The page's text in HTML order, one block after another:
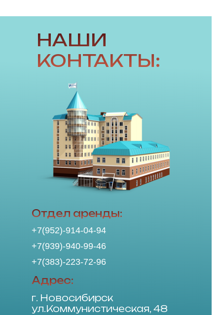
Отдел аренды:
+7(383)-223-72-96
г. Новосибирск
ул.Коммунистическая, 48
+7(952)-914-04-94
+7(939)-940-99-46
Адрес:
НАШИ
КОНТАКТЫ: